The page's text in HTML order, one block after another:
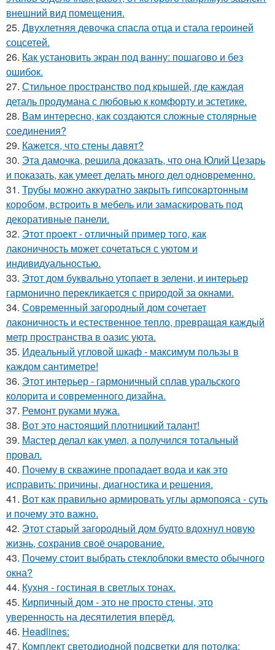
внешний вид помещения.
25. Двухлетняя девочка спасла отца и стала героиней
соцсетей.
26. Как установить экран под ванну: пошагово и без
ошибок.
27. Стильное пространство под крышей, где каждая
деталь продумана с любовью к комфорту и эстетике.
28. Вам интересно, как создаются сложные столярные
соединения?
29. Кажется, что стены давят?
30. Эта дамочка, решила доказать, что она Юлий Цезарь
и показать, как умеет делать много дел одновременно.
31. Трубы можно аккуратно закрыть гипсокартонным
коробом, встроить в мебель или замаскировать под
декоративные панели.
32. Этот проект - отличный пример того, как
лаконичность может сочетаться с уютом и
индивидуальностью.
33. Этот дом буквально утопает в зелени, и интерьер
гармонично перекликается с природой за окнами.
34. Современный загородный дом сочетает
лаконичность и естественное тепло, превращая каждый
метр пространства в оазис уюта.
35. Идеальный угловой шкаф - максимум пользы в
каждом сантиметре!
36. Этот интерьер - гармоничный сплав уральского
колорита и современного дизайна.
37. Ремонт руками мужа.
38. Вот это настоящий плотницкий талант!
39. Мастер делал как умел, а получился тотальный
провал.
40. Почему в скважине пропадает вода и как это
исправить: причины, диагностика и решения.
41. Вот как правильно армировать углы армопояса - суть
и почему это важно.
42. Этот старый загородный дом будто вдохнул новую
жизнь, сохранив своё очарование.
43. Почему стоит выбрать стеклоблоки вместо обычного
окна?
44. Кухня - гостиная в светлых тонах.
45. Кирпичный дом - это не просто стены, это
уверенность на десятилетия вперёд.
46. Headlines:
47. Комплект светодиодной подсветки для потолка: